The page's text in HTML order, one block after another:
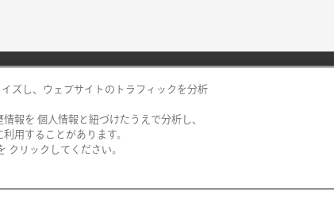
急
阪神百貨店
阪神・にしのみや
ズし、ウェブサイトのトラフィックを分析
報を 個人情報と紐づけたうえで分析し、
用することがあります。
クリックしてください。